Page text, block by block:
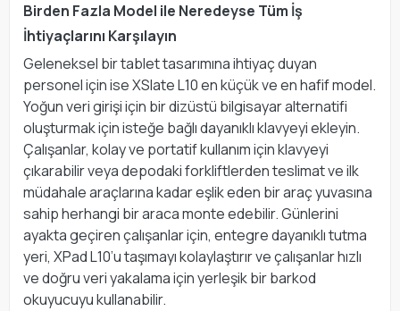
Birden Fazla Model ile Neredeyse Tüm İş
İhtiyaçlarını Karşılayın
Geleneksel bir tablet tasarımına ihtiyaç duyan
personel için ise XSlate L10 en küçük ve en hafif model.
Yoğun veri girişi için bir dizüstü bilgisayar alternatifi
oluşturmak için isteğe bağlı dayanıklı klavyeyi ekleyin.
Çalışanlar, kolay ve portatif kullanım için klavyeyi
çıkarabilir veya depodaki forkliftlerden teslimat ve ilk
müdahale araçlarına kadar eşlik eden bir araç yuvasına
sahip herhangi bir araca monte edebilir. Günlerini
ayakta geçiren çalışanlar için, entegre dayanıklı tutma
yeri, XPad L10’u taşımayı kolaylaştırır ve çalışanlar hızlı
ve doğru veri yakalama için yerleşik bir barkod
okuyucuyu kullanabilir.